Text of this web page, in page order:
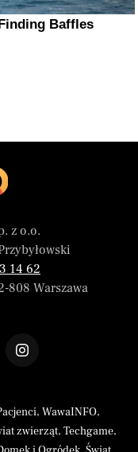
Baffles
z o.o.
14 62
808 Warszawa
, WawaINFO,
zwierząt, Techgame,